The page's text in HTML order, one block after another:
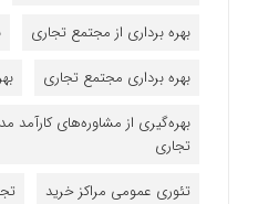
بهره برداری از مجتمع تجاری
بهره برداری مجتمع تجاری
بهره‌گیری از مشاوره‌های
تجاری
تئوری عمومی مراکز خرید